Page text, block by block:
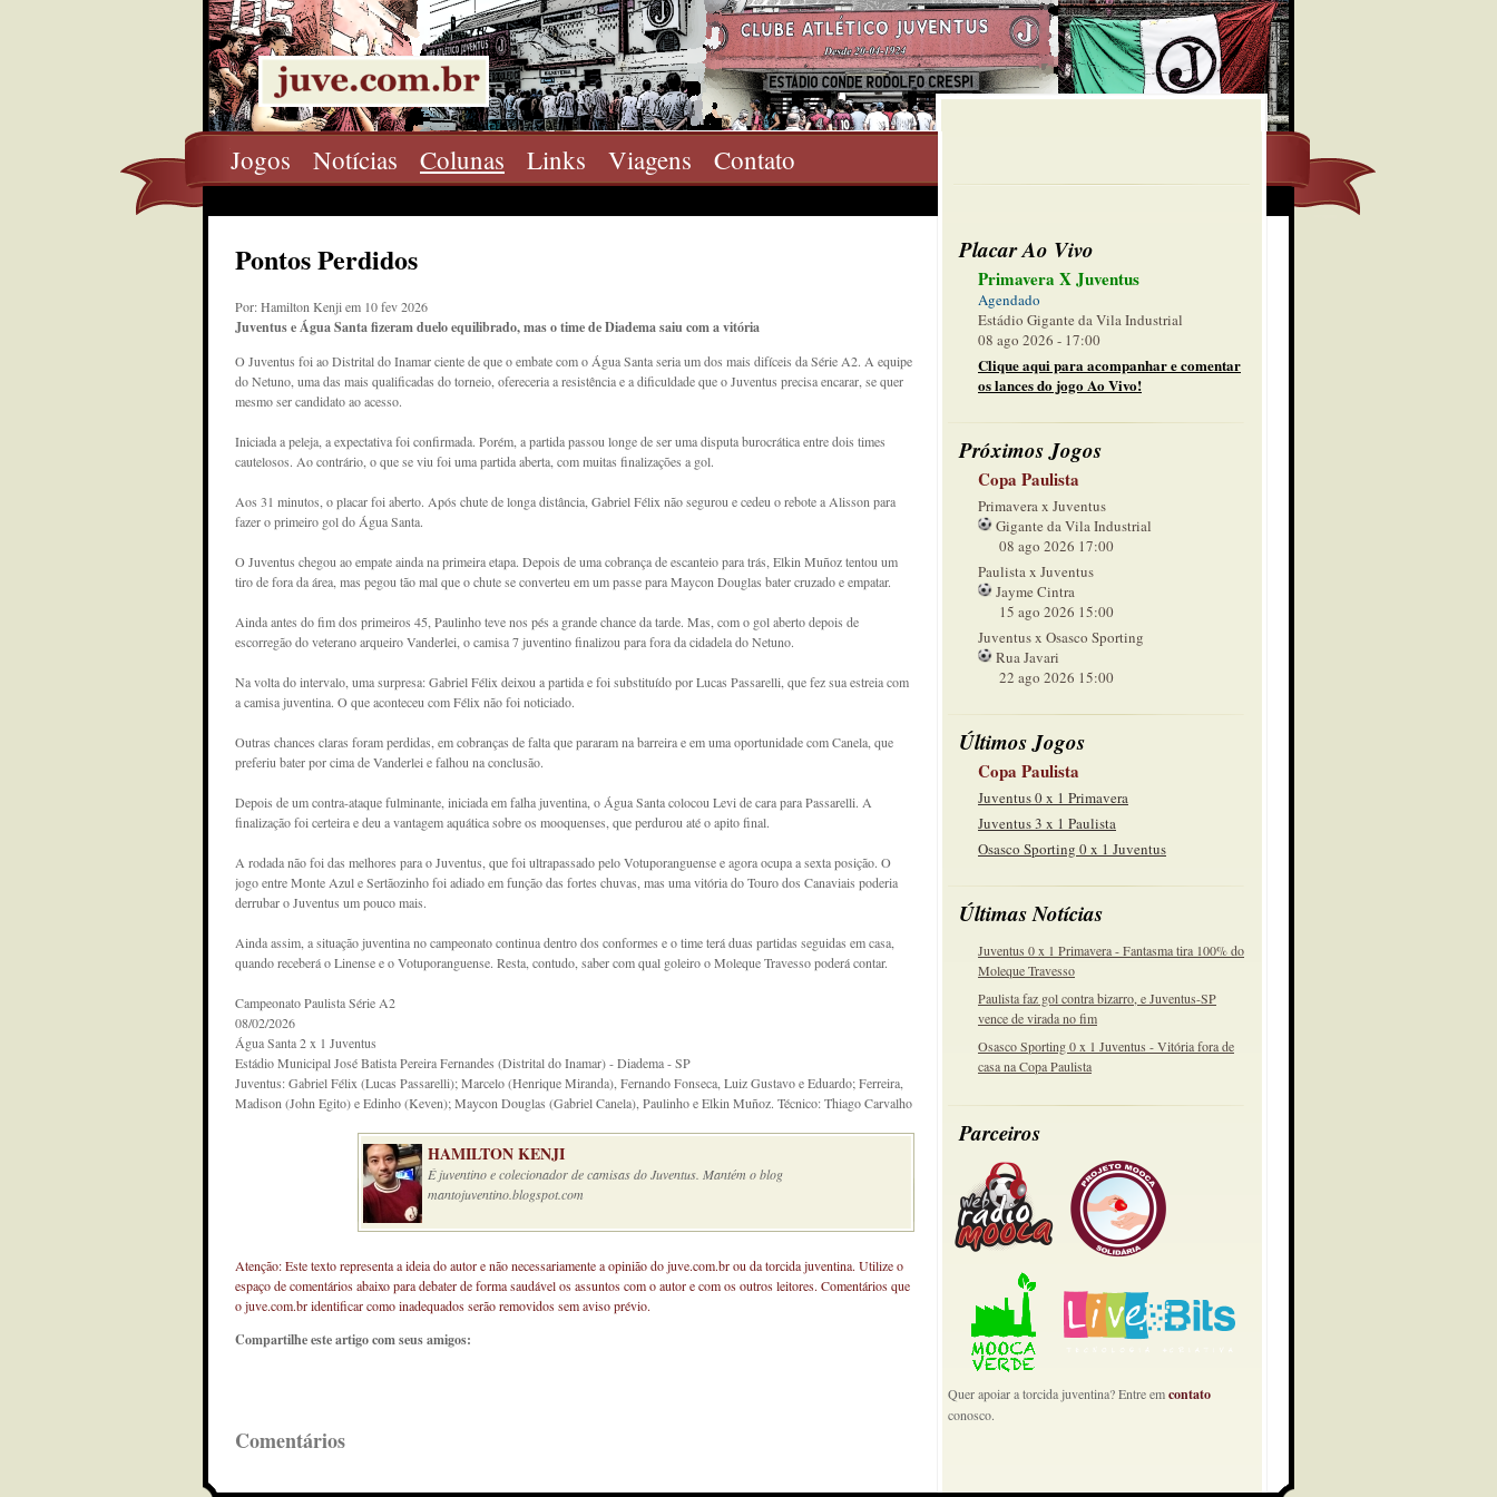
Jogos Notícias Colunas Links Viagens Contato
Placar Ao Vivo
Primavera X Juventus
Agendado
Estádio Gigante da Vila Industrial
08 ago 2026 - 17:00
Clique aqui para acompanhar e comentar
os lances do jogo Ao Vivo!
Próximos Jogos
Copa Paulista
Primavera x Juventus
Gigante da Vila Industrial
08 ago 2026 17:00
Paulista x Juventus
Jayme Cintra
15 ago 2026 15:00
Juventus x Osasco Sporting
Rua Javari
22 ago 2026 15:00
Últimos Jogos
Copa Paulista
Juventus 0 x 1 Primavera
Juventus 3 x 1 Paulista
Osasco Sporting 0 x 1 Juventus
Últimas Notícias
Juventus 0 x 1 Primavera - Fantasma tira 100% do
Moleque Travesso
Paulista faz gol contra bizarro, e Juventus-SP
vence de virada no fim
Osasco Sporting 0 x 1 Juventus - Vitória fora de
casa na Copa Paulista
Parceiros
Quer apoiar a torcida juventina? Entre emcontato
conosco.
Pontos Perdidos
Por: Hamilton Kenji em 10 fev 2026
Juventus e Água Santa fizeram duelo equilibrado, mas o time de Diadema saiu com a vitória
O Juventus foi ao Distrital do Inamar ciente de que o embate com o Água Santa seria um dos mais difíceis da Série A2. A equipe
do Netuno, uma das mais qualificadas do torneio, ofereceria a resistência e a dificuldade que o Juventus precisa encarar, se quer
mesmo ser candidato ao acesso.
Iniciada a peleja, a expectativa foi confirmada. Porém, a partida passou longe de ser uma disputa burocrática entre dois times
cautelosos. Ao contrário, o que se viu foi uma partida aberta, com muitas finalizações a gol.
Aos 31 minutos, o placar foi aberto. Após chute de longa distância, Gabriel Félix não segurou e cedeu o rebote a Alisson para
fazer o primeiro gol do Água Santa.
O Juventus chegou ao empate ainda na primeira etapa. Depois de uma cobrança de escanteio para trás, Elkin Muñoz tentou um
tiro de fora da área, mas pegou tão mal que o chute se converteu em um passe para Maycon Douglas bater cruzado e empatar.
Ainda antes do fim dos primeiros 45, Paulinho teve nos pés a grande chance da tarde. Mas, com o gol aberto depois de
escorregão do veterano arqueiro Vanderlei, o camisa 7 juventino finalizou para fora da cidadela do Netuno.
Na volta do intervalo, uma surpresa: Gabriel Félix deixou a partida e foi substituído por Lucas Passarelli, que fez sua estreia com
a camisa juventina. O que aconteceu com Félix não foi noticiado.
Outras chances claras foram perdidas, em cobranças de falta que pararam na barreira e em uma oportunidade com Canela, que
preferiu bater por cima de Vanderlei e falhou na conclusão.
Depois de um contra-ataque fulminante, iniciada em falha juventina, o Água Santa colocou Levi de cara para Passarelli. A
finalização foi certeira e deu a vantagem aquática sobre os mooquenses, que perdurou até o apito final.
A rodada não foi das melhores para o Juventus, que foi ultrapassado pelo Votuporanguense e agora ocupa a sexta posição. O
jogo entre Monte Azul e Sertãozinho foi adiado em função das fortes chuvas, mas uma vitória do Touro dos Canaviais poderia
derrubar o Juventus um pouco mais.
Ainda assim, a situação juventina no campeonato continua dentro dos conformes e o time terá duas partidas seguidas em casa,
quando receberá o Linense e o Votuporanguense. Resta, contudo, saber com qual goleiro o Moleque Travesso poderá contar.
Campeonato Paulista Série A2
08/02/2026
Água Santa 2 x 1 Juventus
Estádio Municipal José Batista Pereira Fernandes (Distrital do Inamar) - Diadema - SP
Juventus: Gabriel Félix (Lucas Passarelli); Marcelo (Henrique Miranda), Fernando Fonseca, Luiz Gustavo e Eduardo; Ferreira,
Madison (John Egito) e Edinho (Keven); Maycon Douglas (Gabriel Canela), Paulinho e Elkin Muñoz. Técnico: Thiago Carvalho
HAMILTON KENJI
É juventino e colecionador de camisas do Juventus. Mantém o blog
mantojuventino.blogspot.com
Atenção: Este texto representa a ideia do autor e não necessariamente a opinião do juve.com.br ou da torcida juventina. Utilize o
espaço de comentários abaixo para debater de forma saudável os assuntos com o autor e com os outros leitores. Comentários que
o juve.com.br identificar como inadequados serão removidos sem aviso prévio.
Compartilhe este artigo com seus amigos:
Comentários